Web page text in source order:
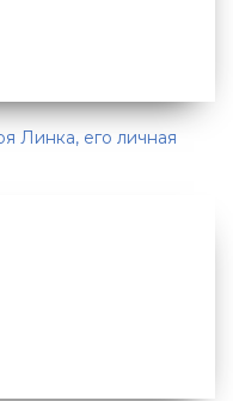
Линка, его личная